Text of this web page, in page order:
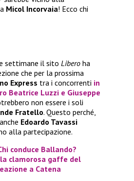
Micol Incorvaia! Ecco chi
settimane il sito Libero ha
che per la prossima
Express tra i concorrenti in
Beatrice Luzzi e Giuseppe
non essere i soli
Fratello. Questo perché,
Edoardo Tavassi
alla partecipazione.
conduce Ballando?
clamorosa gaffe del
a Catena